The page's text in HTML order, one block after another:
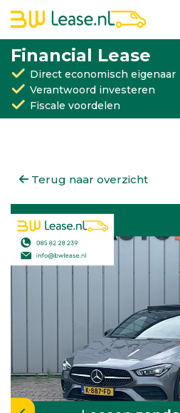
Financial Lease
Direct economisch eigenaar
Verantwoord investeren
Fiscale voordelen
Terug naar overzicht